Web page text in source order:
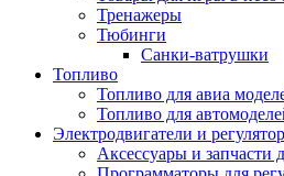
Тренажеры
Тюбинги
Санки-ватрушки
Топливо
Топливо для авиа
Топливо для
Электродвигатели и
Аксессуары и запчасти